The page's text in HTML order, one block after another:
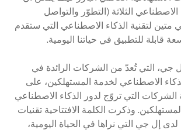
الثلاثة (التطوّر والتواصل
متين لتقنية الذكاء الاصطناعي التي ستقدم
قابلة للتطبيق في حياتنا اليومية.
التي تُعدّ من الشركات الرائدة في
الاصطناعي لخدمة المستهلكين، على
التي تروّج لدور الذكاء الاصطناعي
وذكرت الكلمة الافتتاحية تقنيات
إل جي التي نراها في الحياة اليومية،